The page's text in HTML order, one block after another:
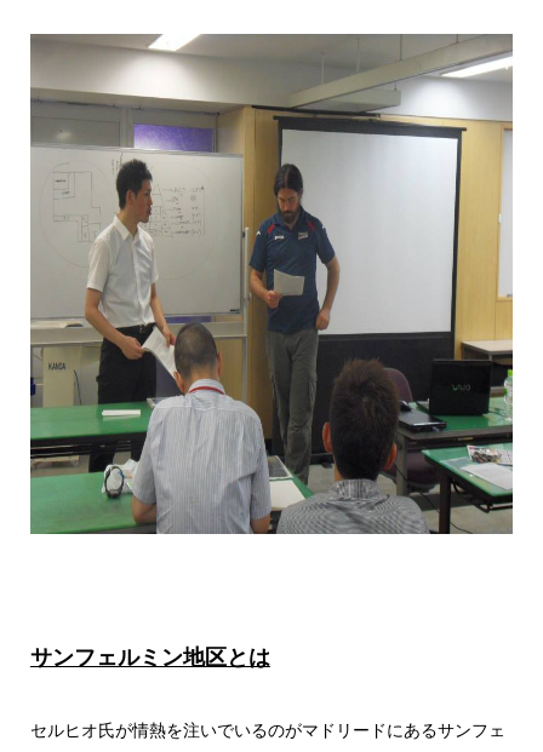
サンフェルミン地区とは
セルヒオ氏が情熱を注いでいるのがマドリードにあるサンフェ